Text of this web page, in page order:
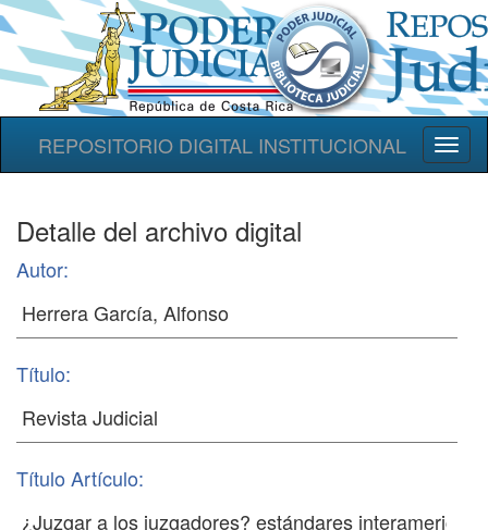
REPOSITORIO DIGITAL INSTITUCIONAL
Detalle del archivo digital
Autor:
Título:
Título Artículo: